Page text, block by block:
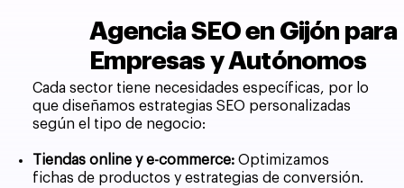
Agencia SEO en Gijón para
Empresas y Autónomos
Cada sector tiene necesidades específicas, por lo
que diseñamos estrategias SEO personalizadas
según el tipo de negocio:
Tiendas online y e-commerce:Optimizamos
fichas de productos y estrategias de conversión.